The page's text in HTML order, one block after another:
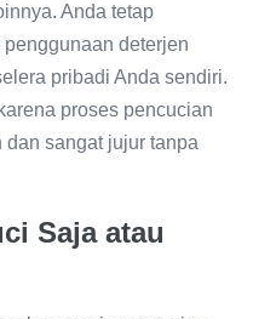
Anda tetap
deterjen
pribadi Anda sendiri.
proses pencucian
dan sangat jujur tanpa
Saja atau